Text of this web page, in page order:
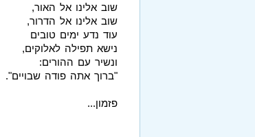
שוב אלינו אל האור,
שוב אלינו אל הדרור,
עוד נדע ימים טובים
נישא תפילה לאלוקים,
ונשיר עם ההורים:
"ברוך אתה פודה שבויים".
פזמון...